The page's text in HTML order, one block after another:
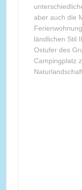
aber auch die
ländlichen Stil
Ostufer des
Campingplatz